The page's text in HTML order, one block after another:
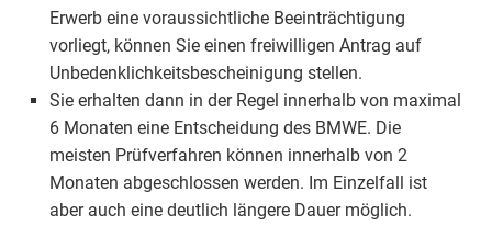
Erwerb eine voraussichtliche Beeinträchtigung
vorliegt, können Sie einen freiwilligen Antrag auf
Unbedenklichkeitsbescheinigung stellen.
Sie erhalten dann in der Regel innerhalb von maximal
6 Monaten eine Entscheidung des BMWE. Die
meisten Prüfverfahren können innerhalb von 2
Monaten abgeschlossen werden. Im Einzelfall ist
aber auch eine deutlich längere Dauer möglich.